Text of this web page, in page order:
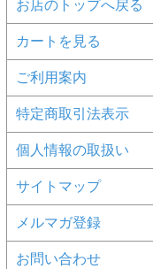
お店のトップへ戻る
カートを見る
ご利用案内
特定商取引法表示
個人情報の取扱い
サイトマップ
メルマガ登録
お問い合わせ